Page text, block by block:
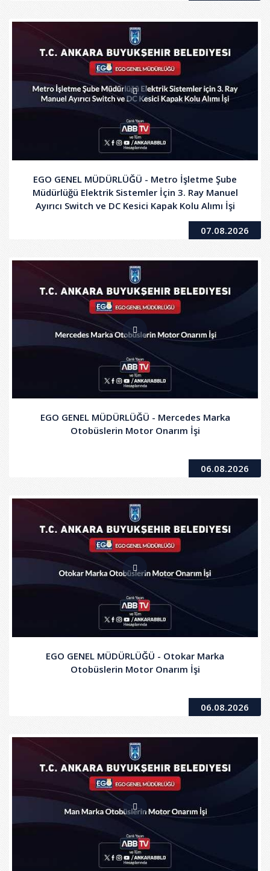
EGO GENEL MÜDÜRLÜĞÜ - Metro İşletme Şube
Müdürlüğü Elektrik Sistemler İçin 3. Ray Manuel
Ayırıcı Switch ve DC Kesici Kapak Kolu Alımı İşi
07.08.2026
EGO GENEL MÜDÜRLÜĞÜ - Mercedes Marka
Otobüslerin Motor Onarım İşi
06.08.2026
EGO GENEL MÜDÜRLÜĞÜ - Otokar Marka
Otobüslerin Motor Onarım İşi
06.08.2026